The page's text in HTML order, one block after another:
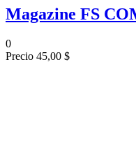
Magazine FS
0
Precio 45,00 $